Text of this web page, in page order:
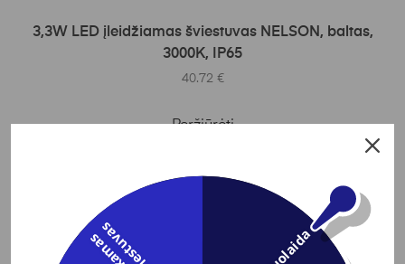
Į KREPŠELĮ
3,3W LED įleidžiamas šviestuvas NELSON, baltas,
3000K, IP65
40.72 €
Peržiūrėti
s